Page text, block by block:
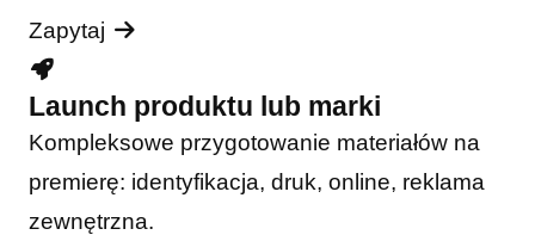
Zapytaj
Launch produktu lub marki
Kompleksowe przygotowanie materiałów na
premierę: identyfikacja, druk, online, reklama
zewnętrzna.